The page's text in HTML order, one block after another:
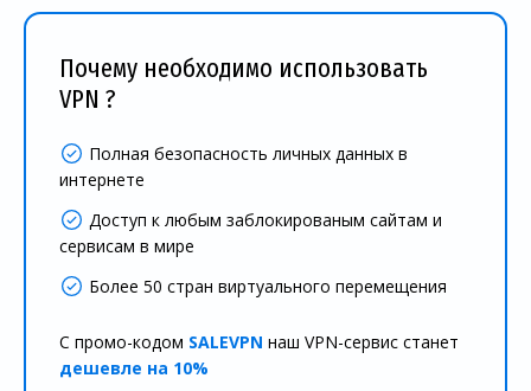
Почему необходимо использовать
VPN ?
Полная безопасность личных данных в
интернете
Доступ к любым заблокированым сайтам и
сервисам в мире
Более 50 стран виртуального перемещения
С промо-кодом SALEVPN наш VPN-сервис станет
дешевле на 10%